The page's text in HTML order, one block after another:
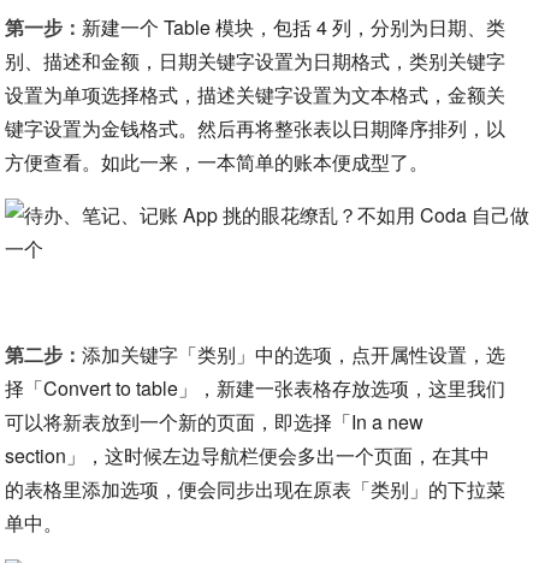
第一步： 新建一个 Table 模块，包括 4 列，分别为日期、类
别、描述和金额，日期关键字设置为日期格式，类别关键字
设置为单项选择格式，描述关键字设置为文本格式，金额关
键字设置为金钱格式。然后再将整张表以日期降序排列，以
方便查看。如此一来，一本简单的账本便成型了。
第二步：添加关键字「类别」中的选项，点开属性设置，选
择「Convert to table」，新建一张表格存放选项，这里我们
可以将新表放到一个新的页面，即选择「In a new
section」，这时候左边导航栏便会多出一个页面，在其中
的表格里添加选项，便会同步出现在原表「类别」的下拉菜
单中。